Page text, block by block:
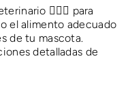
👩🏻‍⚕️ para
el alimento adecuado
de tu mascota.
detalladas de